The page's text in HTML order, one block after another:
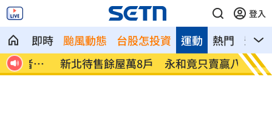
登入
即時 颱風動態 台股怎投資 熱門 影音
運動
新北待售餘屋萬8戶 永和竟只賣贏八里！ 為5億